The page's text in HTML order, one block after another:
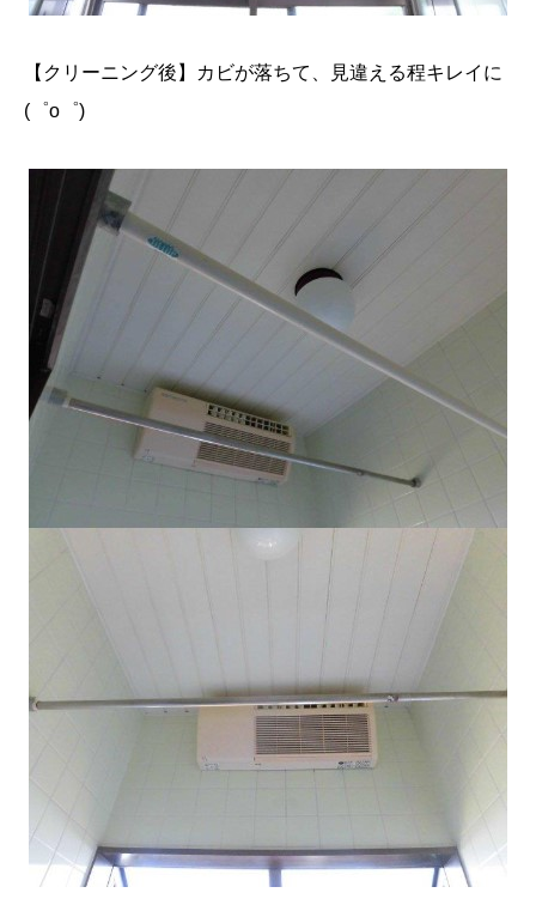
【クリーニング後】カビが落ちて、見違える程キレイに
(゜o゜)